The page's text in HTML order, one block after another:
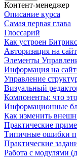
Контент-менеджер
Описание курса
Самая первая глава
Глоссарий
Как устроен
Авторизация на
Элементы
Информация на
Управление
Визуальный
Компоненты: что
Информационные
Как изменить
Практические
Типичные ошибки
Практические
Работа с модулями